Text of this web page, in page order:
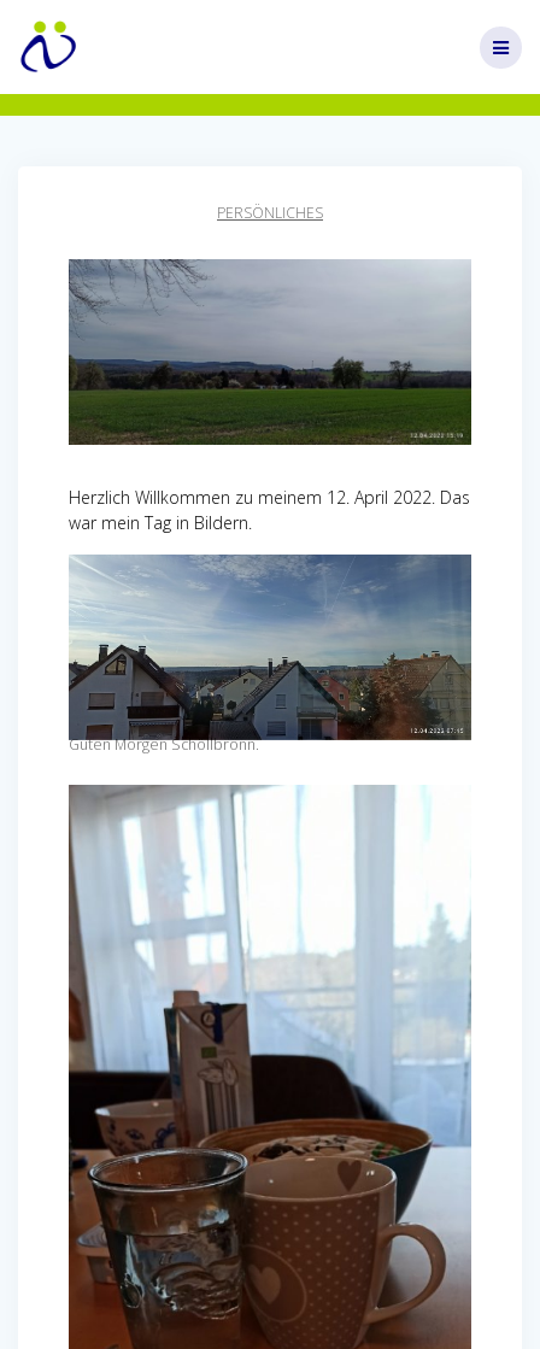
PERSÖNLICHES
Herzlich Willkommen zu meinem 12. April 2022. Das
war mein Tag in Bildern.
Guten Morgen Schöllbronn.